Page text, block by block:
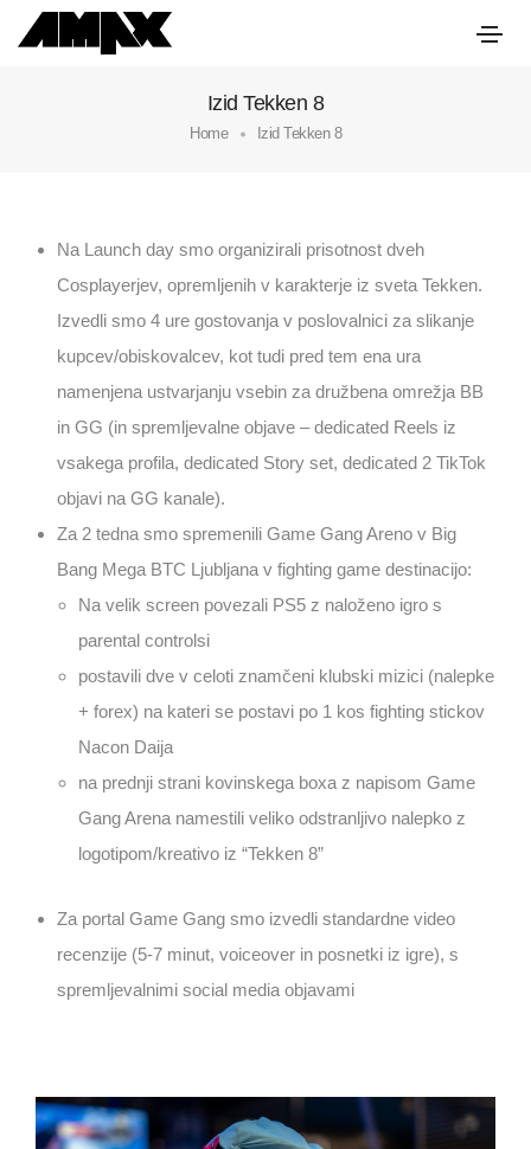
Izid Tekken 8
Home Izid Tekken 8
Na Launch day smo organizirali prisotnost dveh
Cosplayerjev, opremljenih v karakterje iz sveta Tekken.
Izvedli smo 4 ure gostovanja v poslovalnici za slikanje
kupcev/obiskovalcev, kot tudi pred tem ena ura
namenjena ustvarjanju vsebin za družbena omrežja BB
in GG (in spremljevalne objave – dedicated Reels iz
vsakega profila, dedicated Story set, dedicated 2 TikTok
objavi na GG kanale).
Za 2 tedna smo spremenili Game Gang Areno v Big
Bang Mega BTC Ljubljana v fighting game destinacijo:
Na velik screen povezali PS5 z naloženo igro s
parental controlsi
postavili dve v celoti znamčeni klubski mizici (nalepke
+ forex) na kateri se postavi po 1 kos fighting stickov
Nacon Daija
na prednji strani kovinskega boxa z napisom Game
Gang Arena namestili veliko odstranljivo nalepko z
logotipom/kreativo iz “Tekken 8”
Za portal Game Gang smo izvedli standardne video
recenzije (5-7 minut, voiceover in posnetki iz igre), s
spremljevalnimi social media objavami